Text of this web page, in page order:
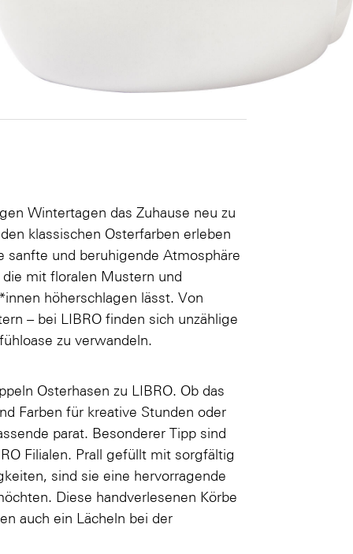
Wintertagen das Zuhause neu zu
klassischen Osterfarben erleben
sanfte und beruhigende Atmosphäre
mit floralen Mustern und
höherschlagen lässt. Von
– bei LIBRO finden sich unzählige
zu verwandeln.
Osterhasen zu LIBRO. Ob das
Farben für kreative Stunden oder
parat. Besonderer Tipp sind
Filialen. Prall gefüllt mit sorgfältig
sind sie eine hervorragende
Diese handverlesenen Körbe
auch ein Lächeln bei der